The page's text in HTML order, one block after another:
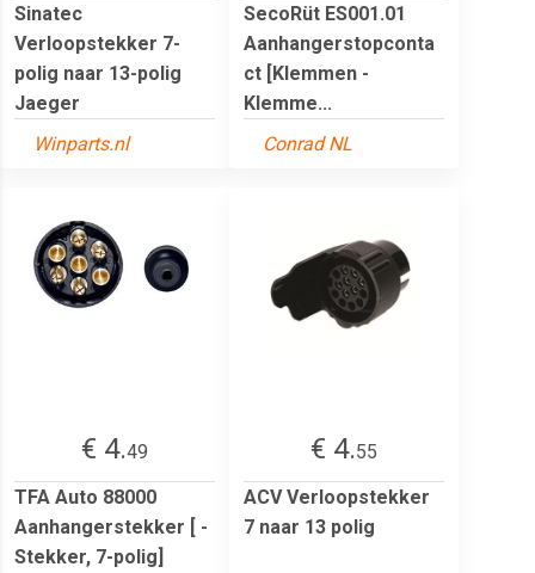
Sinatec
Verloopstekker 7-
polig naar 13-polig
Jaeger
Winparts.nl
SecoRüt ES001.01
Aanhangerstopconta
ct [Klemmen -
Klemme...
Conrad NL
€ 4.49
TFA Auto 88000
Aanhangerstekker [ -
Stekker, 7-polig]
€ 4.55
ACV Verloopstekker
7 naar 13 polig